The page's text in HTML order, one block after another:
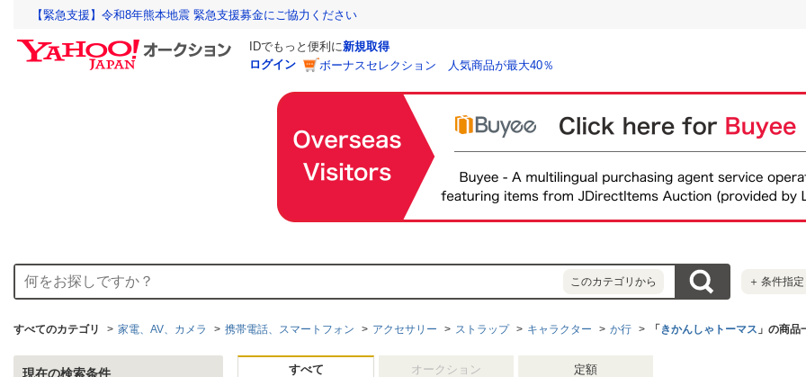
【緊急支援】令和8年熊本地震 緊急支援募金にご協力ください
IDでもっと便利に新規取得
ログイン
ボーナスセレクション 人気商品が最大40％
このカテゴリから ＋ 条件指定
すべてのカテゴリ 家電、AV、カメラ 携帯電話、スマートフォン アクセサリー ストラップ キャラクター か行 「 きかんしゃトーマス 」の商品
現在の検索条件 すべて オークション 定額